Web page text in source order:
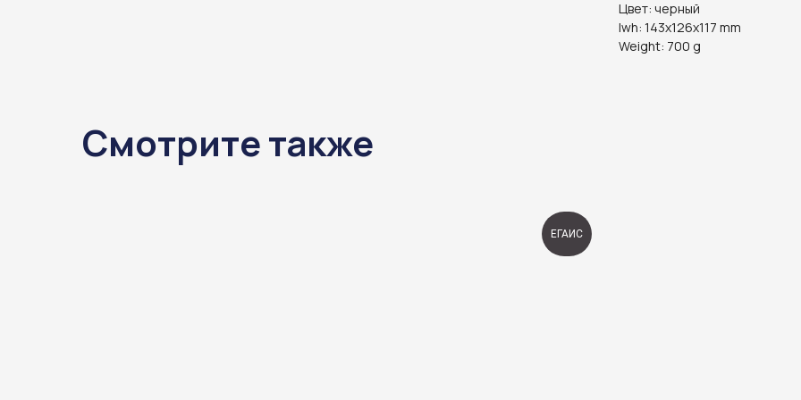
Цвет: черный
lwh: 143x126x117 mm
Weight: 700 g
Смотрите также
ЕГАИС